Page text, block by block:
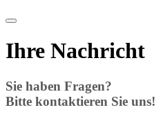
Ihre Nachricht
Sie haben Fragen?
Bitte kontaktieren Sie uns!